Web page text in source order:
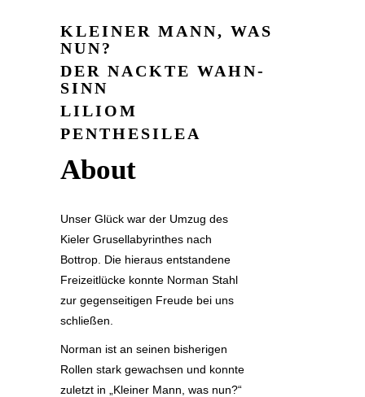
KLEINER MANN, WAS
NUN?
DER NACKTE WAHN­
SINN
LILIOM
PENTHE­SILEA
About
Unser Glück war der Umzug des
Kieler Grusellabyrinthes nach
Bottrop. Die hieraus entstandene
Freizeitlücke konnte Norman Stahl
zur gegenseitigen Freude bei uns
schließen.
Norman ist an seinen bisherigen
Rollen stark gewachsen und konnte
zuletzt in „Kleiner Mann, was nun?“